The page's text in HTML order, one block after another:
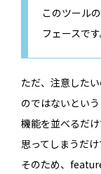
このツール
フェースです
ただ、注意した
のではないという
機能を並べるだ
思ってしまうだけ
そのため、